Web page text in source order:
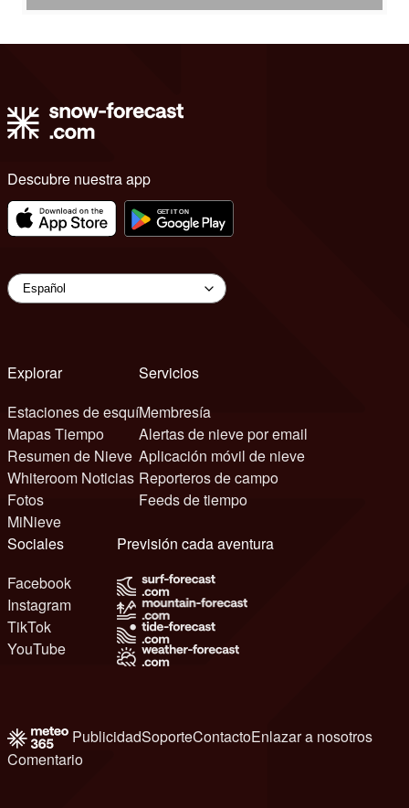
Descubre nuestra app
Explorar
Estaciones de esquí
Mapas Tiempo
Resumen de Nieve
Whiteroom Noticias
Fotos
MiNieve
Servicios
Membresía
Alertas de nieve por email
Aplicación móvil de nieve
Reporteros de campo
Feeds de tiempo
Sociales
Facebook
Instagram
TikTok
YouTube
Previsión cada aventura
PublicidadSoporteContactoEnlazar a nosotros
Comentario